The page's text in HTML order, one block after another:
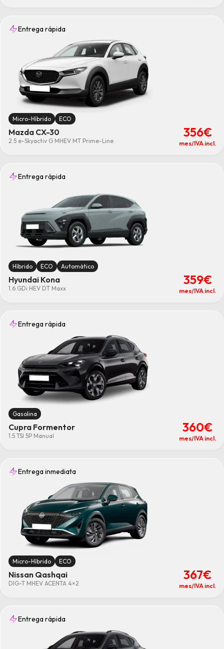
Entrega rápida
Micro-Híbrido ECO
Mazda CX-30
2.5 e-Skyactiv G MHEV MT Prime-Line
356€
mes/IVA incl.
Entrega rápida
Híbrido ECO Automático
Hyundai Kona
1.6 GDi HEV DT Maxx
359€
mes/IVA incl.
Entrega rápida
Gasolina
Cupra Formentor
1.5 TSI 5P Manual
360€
mes/IVA incl.
Entrega inmediata
Micro-Híbrido ECO
Nissan Qashqai
DIG-T MHEV ACENTA 4×2
367€
mes/IVA incl.
Entrega rápida